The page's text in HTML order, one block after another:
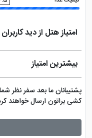
امتیاز هتل از دید کاربران
بیشترین امتیاز
پشتیبانان ما بعد سفر نظر
کشی براتون ارسال خواهند